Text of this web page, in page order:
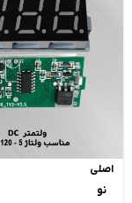
اصلی
نو